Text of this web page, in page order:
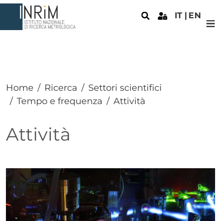
Salta al contenuto principale
IT EN
Home Ricerca
Settori scientifici
Tempo e frequenza
Attività
Attività
Paragrafo
Immagine